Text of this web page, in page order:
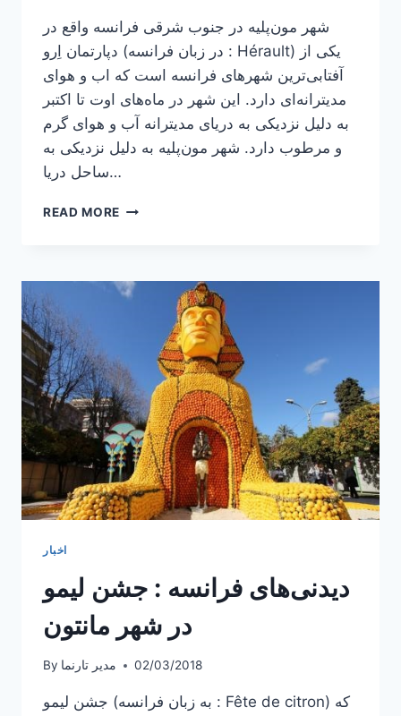
شهر مون‌پلیه در جنوب شرقی فرانسه واقع در
دپارتمان اِرو (در زبان فرانسه : Hérault) یکی از
آفتابی‌ترین شهرهای فرانسه است که اب و هوای
مدیترانه‌ای دارد. این شهر در ماه‌های اوت تا اکتبر
به دلیل نزدیکی به دریای مدیترانه آب و هوای گرم
و مرطوب دارد. شهر مون‌پلیه به دلیل نزدیکی به
ساحل دریا…
READ MORE دیدنی‌های
با
شهر
اخبار
دیدنی‌های فرانسه : جشن لیمو
در شهر مانتون
By مدیر تارنما 02/03/2018
جشن لیمو (به زبان فرانسه : Fête de citron) که